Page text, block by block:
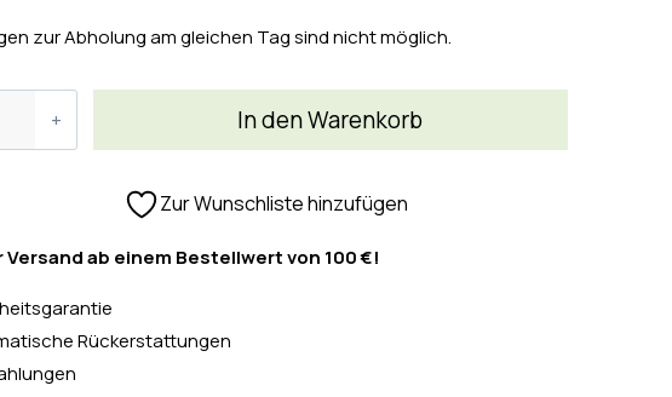
zur Abholung am gleichen Tag sind nicht möglich.
In den Warenkorb
Zur Wunschliste hinzufügen
ab einem Bestellwert von 100 €!
Rückerstattungen